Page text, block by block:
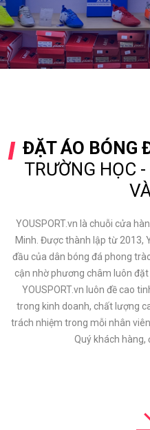
ĐẶT ÁO BÓNG
TRƯỜNG HỌC
YOUSPORT.vn là chuỗi cửa
Minh. Được thành lập từ 2013,
đầu của dân bóng đá phong
cận nhờ phương châm luôn
YOUSPORT.vn luôn đề cao
trong kinh doanh, chất lượng
trách nhiệm trong mỗi nhân
Quý khách hàng,